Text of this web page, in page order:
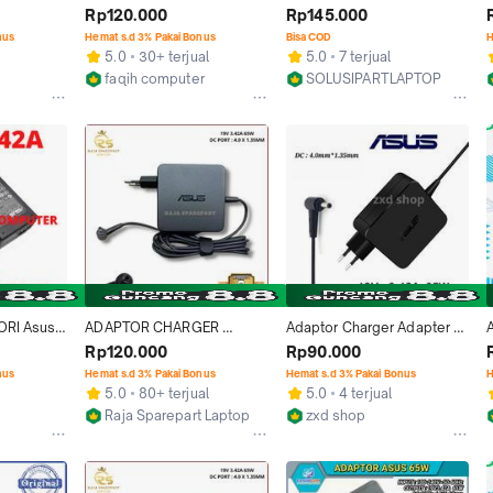
A456
Asus A456U A456UR
X456U X456UQ X456UR
X456UV
Rp120.000
Hemat s.d 3% Pakai Bonus
5.0
30+ terjual
faqih computer
untuk Asus A456 A456u
A456UR 4.0X1.35mm
ORIGINAL BOX Computer
Rp145.000
Bisa COD
5.0
7 terjual
SOLUSIPARTLAPTOP
Asus
A46C
ADAPTOR CHARGER
LAPTOP ASUS A456 A456U
A456UF A456UR A456UX
Rp120.000
Hemat s.d 3% Pakai Bonus
5.0
80+ terjual
Raja Sparepart Laptop
Adaptor Charger Adapter
Laptop Asus Original
A456UR A456UQ A456U
Rp90.000
Hemat s.d 3% Pakai Bonus
5.0
4 terjual
zxd shop